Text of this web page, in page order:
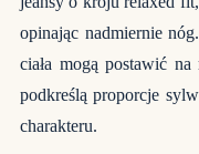
opinając nadmiernie
ciała mogą postawić
podkreślą proporcje
charakteru.